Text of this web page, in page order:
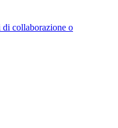
collaborazione o